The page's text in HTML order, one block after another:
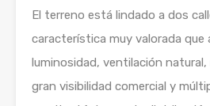
El terreno está lindado a dos
característica muy valorada que
luminosidad, ventilación natural,
gran visibilidad comercial y